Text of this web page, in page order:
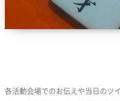
各活動会場でのお伝えや当日のツ